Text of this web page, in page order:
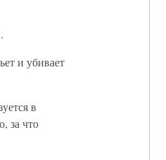
и убивает
в
за что